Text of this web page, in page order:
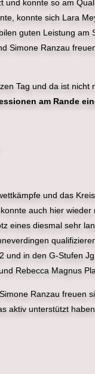
und konnte so am
konnte sich Lara
guten Leistung
Simone Ranzau
Tag und da ist
am Rande
und das
auch hier
eines diesmal sehr
und in den G-Stufen
Rebecca Magnus
Ranzau freuen
aktiv unterstützt